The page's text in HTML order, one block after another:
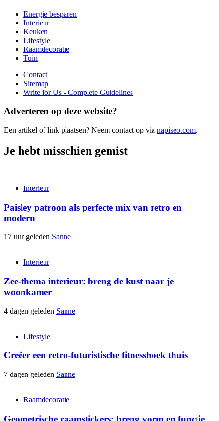
Energie besparen
Interieur
Keuken
Lifestyle
Raamdecoratie
Tuin
Contact
Sitemap
Write for Us - Complete Guidelines
Adverteren op deze website?
Een artikel of link plaatsen? Neem contact op via napiseo.com.
Je hebt misschien gemist
Interieur
Paisley patroon als perfecte mix van retro en
modern
17 uur geleden Sanne
Interieur
Zee-thema interieur: breng de kust naar je
woonkamer
4 dagen geleden Sanne
Lifestyle
Creëer een retro-futuristische fitnesshoek thuis
7 dagen geleden Sanne
Raamdecoratie
Geometrische raamstickers: breng vorm en functie